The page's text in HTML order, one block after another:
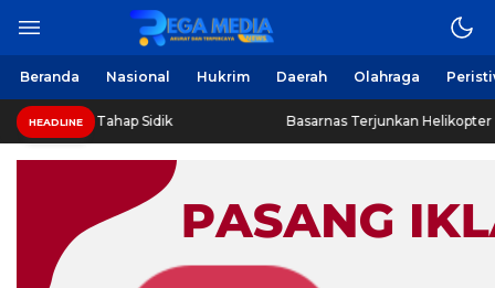
Beranda Nasional Hukrim Daerah Olahraga
HEADLINE
Tahap Sidik Basarnas Terjunkan Helikopter Sisir Bangkai